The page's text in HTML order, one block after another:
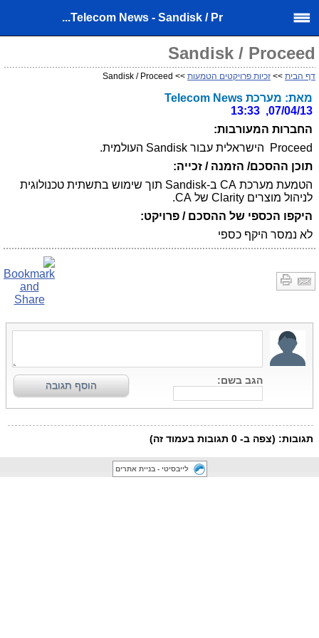
Telecom News - Sandisk / Pr...
Sandisk / Proceed
דף הבית >> זכיות פרויקטים הטמעות >> Sandisk / Proceed
מאת: מערכת Telecom News
07/04/13, 13:33
החברות המעורבות:
Proceed הישראלית עבור Sandisk העולמית.
תוכן ההסכם/ הזמנה / זכייה:
הטמעת מערכת CA ב-Sandisk תוך שימוש בתשתית טכנולוגית
לניהול מוצרים Clarity של CA.
היקפו הכספי של ההסכם / פרויקט:
לא נמסר היקף כספי
לייבסיטי - בניית אתרים